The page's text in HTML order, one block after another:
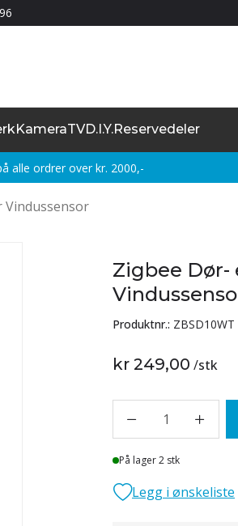
KameraTVD.I.Y.Reservedeler
alle ordrer over kr. 2000,-
Vindussensor
Zigbee Dør-
Produktnr.: ZBSD10WT
kr 249,00 /stk
1
Lager
På lager 2 stk
Legg i ønskeliste